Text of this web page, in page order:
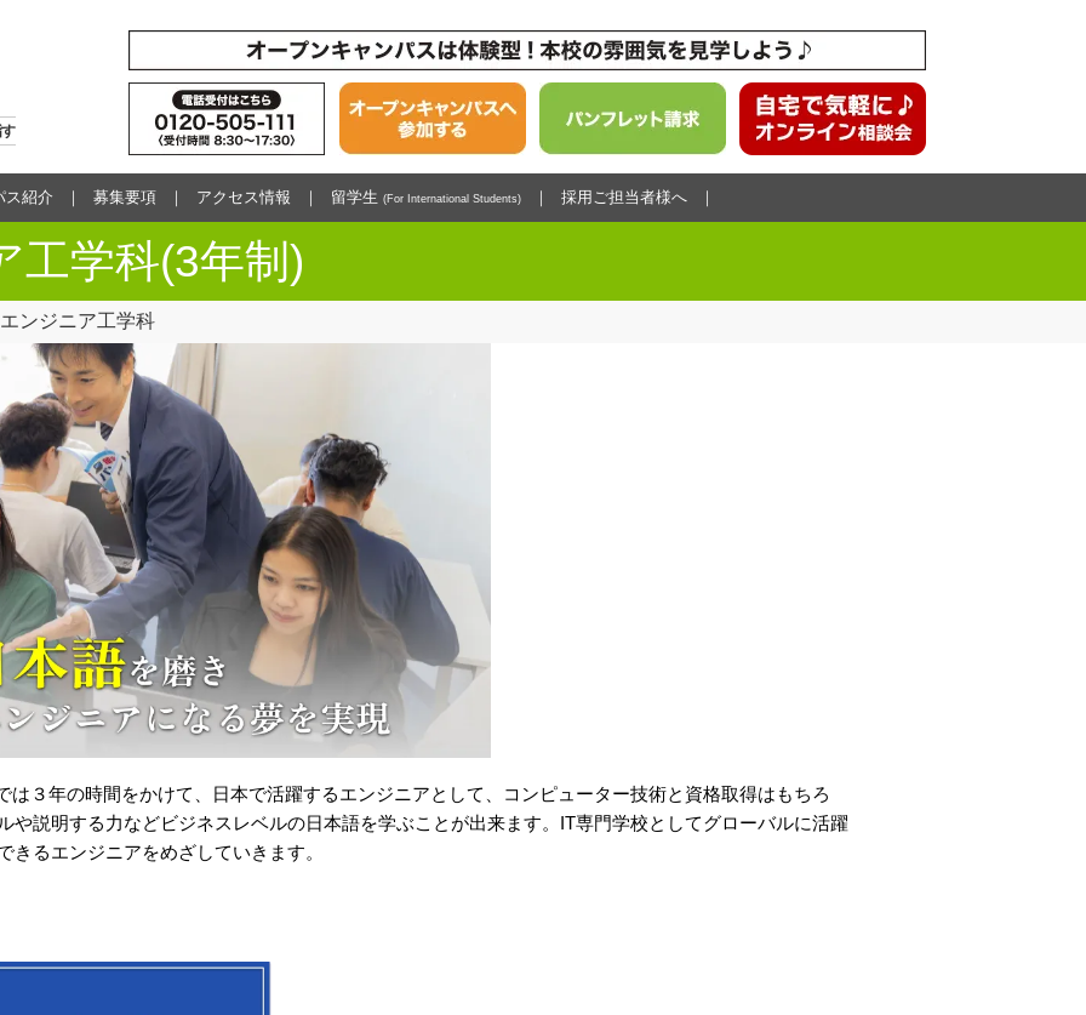
ス紹介 募集要項 アクセス情報 留学生 (For International Students) 採用ご担当者様へ
工学科(3年制)
ンジニア工学科
は３年の時間をかけて、日本で活躍するエンジニアとして、コンピューター技術と資格取得はもちろ
や説明する力などビジネスレベルの日本語を学ぶことが出来ます。IT専門学校としてグローバルに活躍
るエンジニアをめざしていきます。